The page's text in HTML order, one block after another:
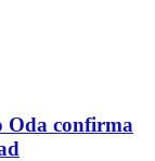
Oda confirma